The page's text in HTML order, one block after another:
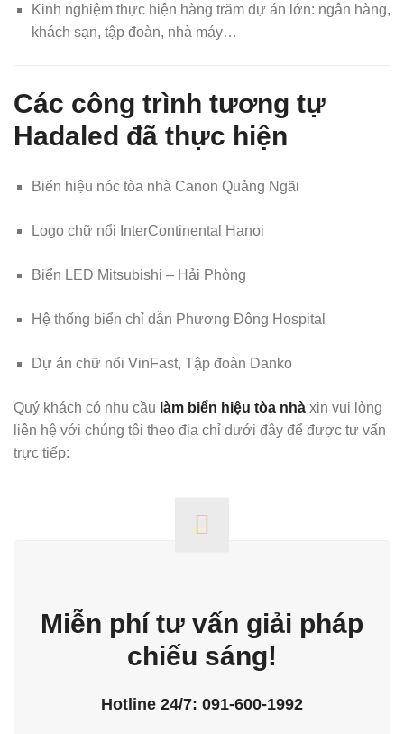
Kinh nghiệm thực hiện hàng trăm dự án lớn: ngân hàng,
khách sạn, tập đoàn, nhà máy…
Các công trình tương tự
Hadaled đã thực hiện
Biển hiệu nóc tòa nhà Canon Quảng Ngãi
Logo chữ nổi InterContinental Hanoi
Biển LED Mitsubishi – Hải Phòng
Hệ thống biển chỉ dẫn Phương Đông Hospital
Dự án chữ nổi VinFast, Tập đoàn Danko
Quý khách có nhu cầu làm biển hiệu tòa nhà xin vui lòng
liên hệ với chúng tôi theo địa chỉ dưới đây để được tư vấn
trực tiếp:
Miễn phí tư vấn giải pháp
chiếu sáng!
Hotline 24/7: 091-600-1992